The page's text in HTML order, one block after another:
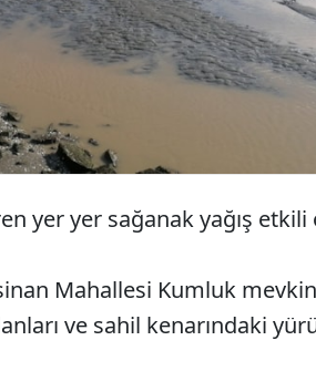
yer yer sağanak yağış etkili
Mahallesi Kumluk
ve sahil kenarındaki